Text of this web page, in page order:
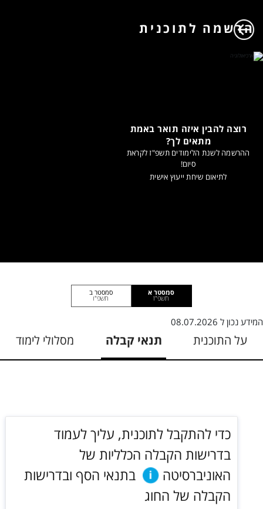
הרשמה לתוכנית
רוצה להבין איזה תואר באמת
מתאים לך?
ההרשמה לשנת הלימודים תשפ"ז לקראת
סיום!
לתיאום שיחת ייעוץ אישית
סמסטר א
תשפ"ז
סמסטר ב
תשפ"ו
המידע נכון ל 08.07.2026
על התוכנית תנאי קבלה מסלולי לימוד
כדי להתקבל לתוכנית, עליך לעמוד
בדרישות הקבלה הכלליות של
האוניברסיטה
בתנאי הסף ובדרישות
הקבלה של החוג